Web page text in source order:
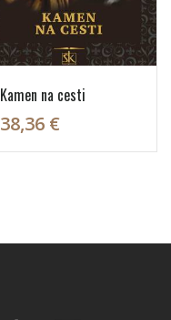
Kamen na cesti
38,36 €